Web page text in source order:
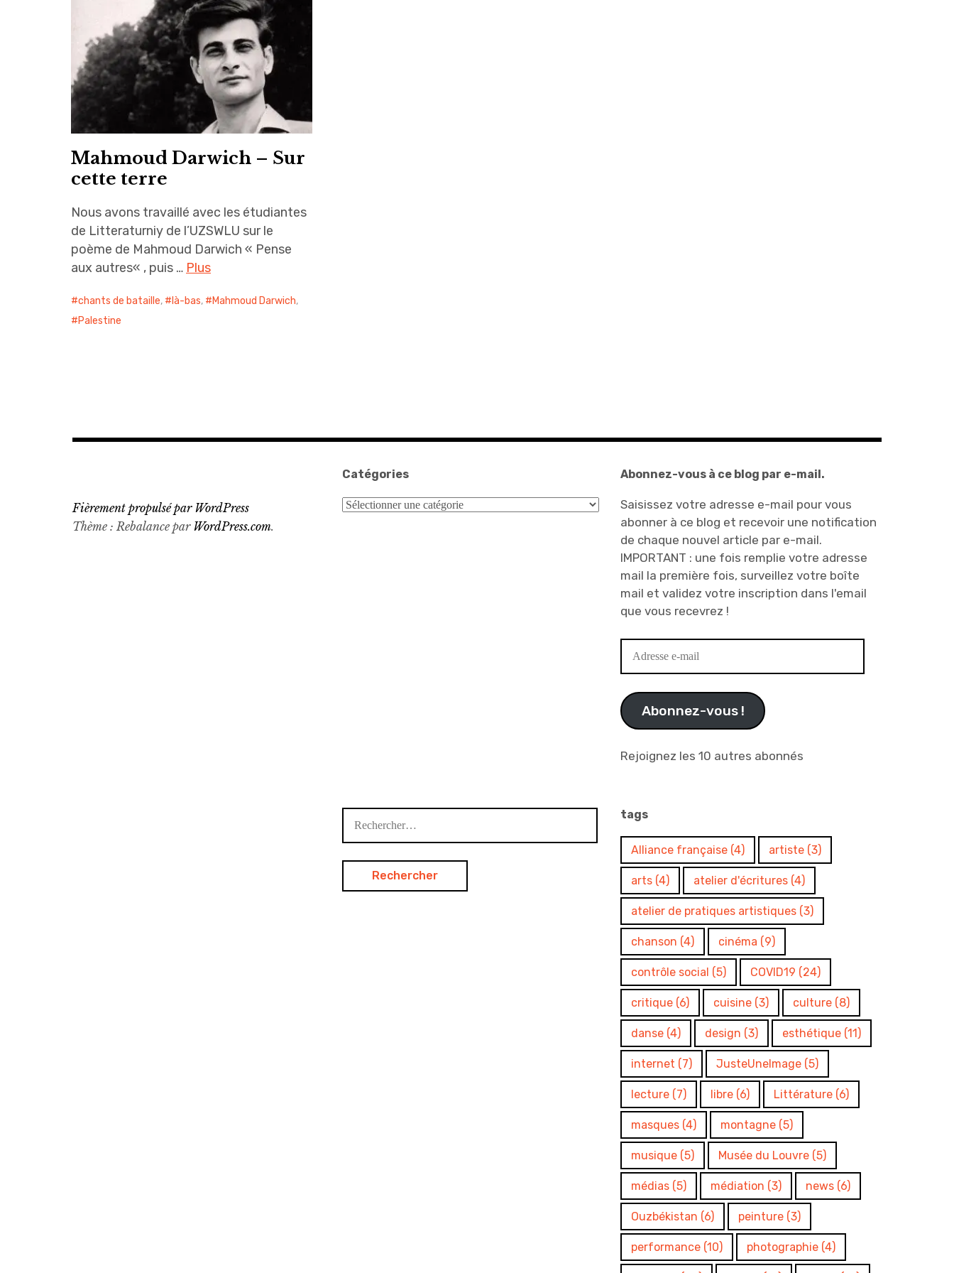
Mahmoud Darwich – Sur
cette terre
Nous avons travaillé avec les étudiantes
de Litteraturniy de l’UZSWLU sur le
poème de Mahmoud Darwich « Pense
aux autres« , puis … Plus
chants de bataille, là-bas, Mahmoud Darwich,
Palestine
Catégories
Catégories
Abonnez-vous à ce blog par e-mail.
Saisissez votre adresse e-mail pour vous
abonner à ce blog et recevoir une notification
de chaque nouvel article par e-mail.
IMPORTANT : une fois remplie votre adresse
mail la première fois, surveillez votre boîte
mail et validez votre inscription dans l'email
que vous recevrez !
e-
Abonnez-vous !
Rejoignez les 10 autres abonnés
tags
Alliance française (4) artiste (3)
arts (4) atelier d'écritures (4)
atelier de pratiques artistiques (3)
chanson (4) cinéma (9)
contrôle social (5) COVID19 (24)
critique (6) cuisine (3) culture (8)
danse (4) design (3) esthétique (11)
internet (7) JusteUneImage (5)
lecture (7) libre (6) Littérature (6)
masques (4) montagne (5)
musique (5) Musée du Louvre (5)
médias (5) médiation (3) news (6)
Ouzbékistan (6) peinture (3)
performance (10) photographie (4)
Fièrement propulsé par WordPress
Thème : Rebalance par WordPress.com.